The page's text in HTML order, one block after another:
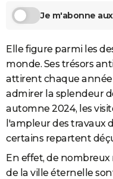
Guides de France
Escapades
Patrimoine
Expositions
Musées
Week-end nature
Art de vivre
Bien-être
Loisirs
Mode
Modes de vie
SANTE
Alimentation
Guide de la santé
Maladies
Médicaments
Sommeil
VOYAGE
Destinations
City break
Voyage nature
Voyage de noces
Forum
Climat
+
GUIDES D'ACHAT
CARTE DE VOEUX
Je m'abonne
Elle figure parmi les
monde. Ses trésors
attirent chaque année
admirer la splendeur
automne 2024, les
l'ampleur des travaux
certains repartent
En effet, de
de la ville éternelle